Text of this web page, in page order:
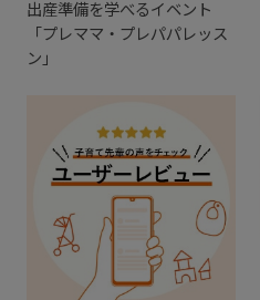
出産準備を学べるイベント
「プレママ・プレパパレッス
ン」